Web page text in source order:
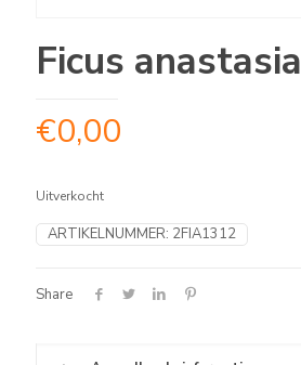
Ficus anastasia
€0,00
Uitverkocht
ARTIKELNUMMER: 2FIA1312
Share